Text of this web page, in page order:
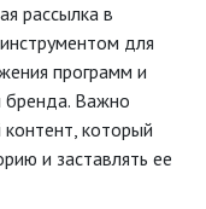
рассылка в
для
программ и
бренда. Важно
который
и заставлять ее